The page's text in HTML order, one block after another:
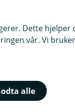
Dette hjelper
vår. Vi
alle